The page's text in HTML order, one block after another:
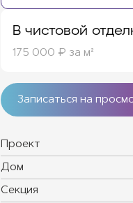
В чистовой
175 000 ₽ за м²
Записаться на
Проект
Дом
Секция